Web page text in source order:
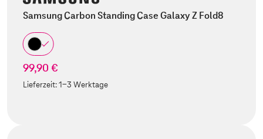
Samsung Carbon Standing Case Galaxy Z Fold8
99,90 €
Lieferzeit:1-3 Werktage